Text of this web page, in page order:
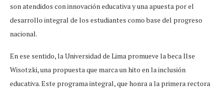
son atendidos con innovación educativa y una apuesta por el
desarrollo integral de los estudiantes como base del progreso
nacional.
En ese sentido, la Universidad de Lima promueve la beca Ilse
Wisotzki, una propuesta que marca un hito en la inclusión
educativa. Este programa integral, que honra a la primera rectora